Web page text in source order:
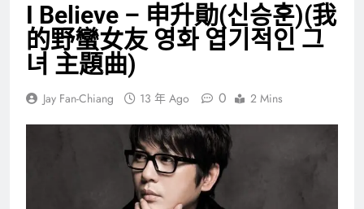
I Believe – 申升勛(신승훈)(我
的野蠻女友 영화 엽기적인 그
녀 主題曲)
Jay Fan-Chiang 13 年 Ago 0 2 Mins